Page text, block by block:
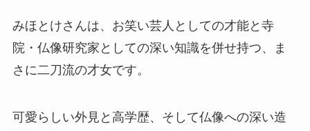
みほとけさんは、お笑い芸人としての才能と寺
院・仏像研究家としての深い知識を併せ持つ、ま
さに二刀流の才女です。
可愛らしい外見と高学歴、そして仏像への深い造